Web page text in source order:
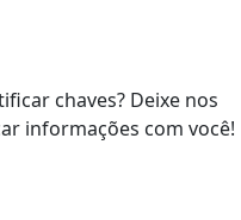
chaves? Deixe nos
informações com você!